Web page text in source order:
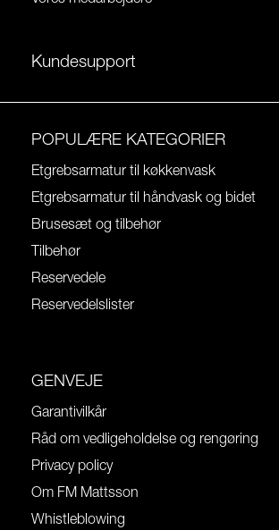
Kundesupport
POPULÆRE KATEGORIER
Etgrebsarmatur til køkkenvask
Etgrebsarmatur til håndvask og bidet
Brusesæt og tilbehør
Tilbehør
Reservedele
Reservedelslister
GENVEJE
Garantivilkår
Råd om vedligeholdelse og rengøring
Privacy policy
Om FM Mattsson
Whistleblowing